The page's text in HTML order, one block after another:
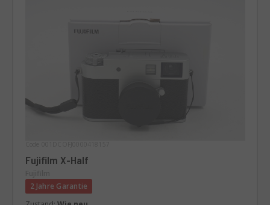
Fujifilm X-Half
2 Jahre Garantie